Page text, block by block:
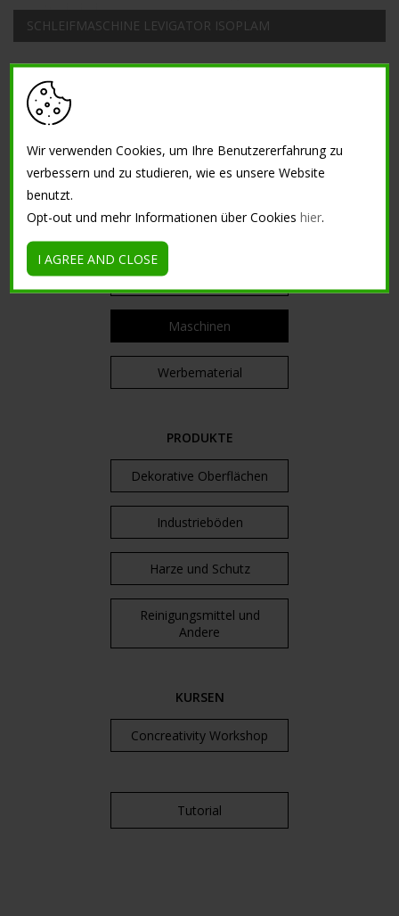
AUSRÜSTUNG
Maschinen
Werbematerial
PRODUKTE
Dekorative Oberflächen
Industrieböden
Harze und Schutz
Reinigungsmittel und
Andere
KURSEN
Concreativity Workshop
Tutorial
SCHLEIFMASCHINE LEVIGATOR ISOPLAM
« Quick Lock-Mitnehmerscheibe
für Schleifmaschine Ø24 cm
Wir verwenden Cookies, um Ihre Benutzererfahrung zu
verbessern und zu studieren, wie es unsere Website
benutzt.
Opt-out und mehr Informationen über Cookieshier.
I AGREE AND CLOSE